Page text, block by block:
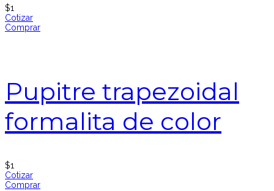
$1
Cotizar
Comprar
Pupitre trapezoidal
formalita de color
$1
Cotizar
Comprar